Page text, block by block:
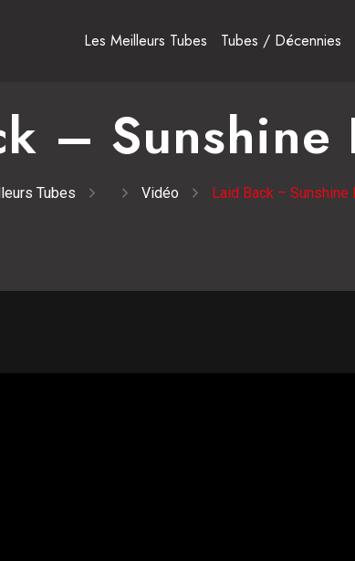
Les Meilleurs Tubes Tubes / Décennies
– Sunshine
Tubes Vidéo Laid Back – Sunshine